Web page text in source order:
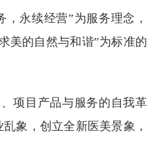
永续经营”为服务理念，
美的自然与和谐”为标准的
项目产品与服务的自我革
象，创立全新医美景象，